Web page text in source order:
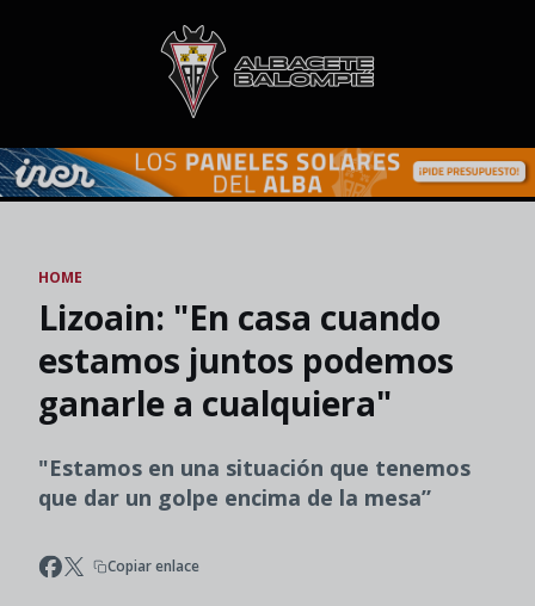
Skip to main content
HOME
Lizoain: "En casa cuando
estamos juntos podemos
ganarle a cualquiera"
"Estamos en una situación que tenemos
que dar un golpe encima de la mesa”
Copiar enlace